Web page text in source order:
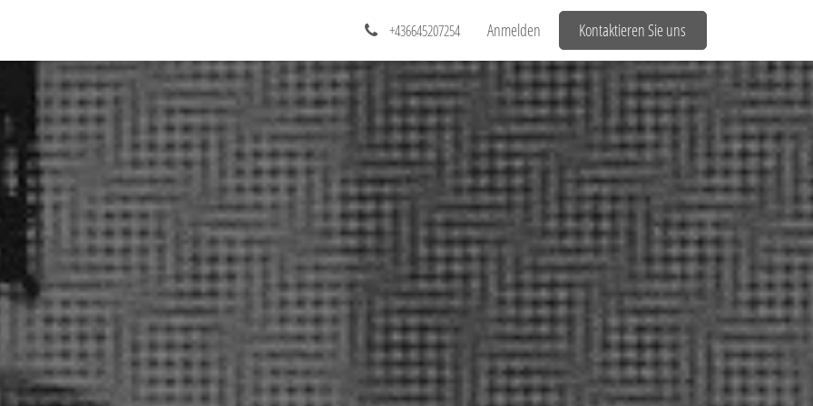
+436645207254 Anmelden Kontaktieren Sie uns